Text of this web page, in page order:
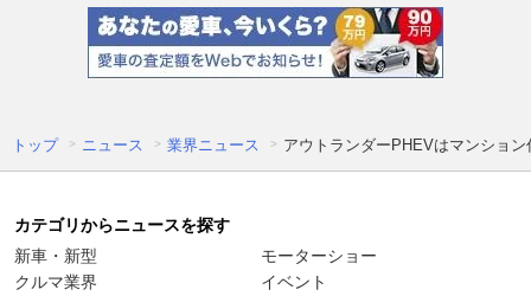
トップ ニュース 業界ニュース アウトランダーPHEVはマンショ
カテゴリからニュースを探す
新車・新型
クルマ業界
モーターショー
イベント